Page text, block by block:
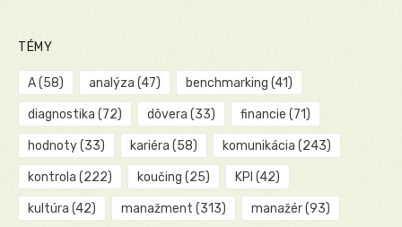
TÉMY
A(58) analýza (47) benchmarking (41)
diagnostika (72) dôvera (33) financie (71)
hodnoty(33) kariéra (58) komunikácia (243)
kontrola (222) koučing (25) KPI (42)
kultúra (42) manažment (313) manažér(93)